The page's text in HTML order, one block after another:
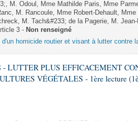
M. Odoul, Mme Mathilde Paris, Mme
M. Rancoule, Mme Robert-Dehault,
M. Tach&#233; de la Pagerie, M.
3 - Non renseigné
homicide routier et visant à lutter contre
- LUTTER PLUS EFFICACEMENT
VÉGÉTALES - 1ère lecture